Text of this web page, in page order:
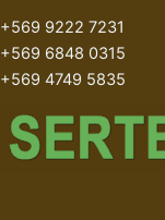
+569 9222 7231
+569 6848 0315
+569 4749 5835